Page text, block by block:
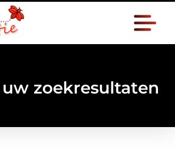
zoekresultaten